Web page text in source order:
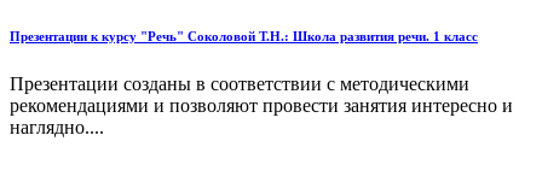
Презентации к курсу "Речь" Соколовой Т.Н.: Школа развития речи. 1 класс
Презентации созданы в соответствии с методическими
рекомендациями и позволяют провести занятия интересно и
наглядно....